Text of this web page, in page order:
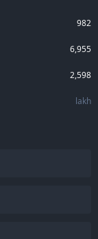
982
6,955
2,598
lakh